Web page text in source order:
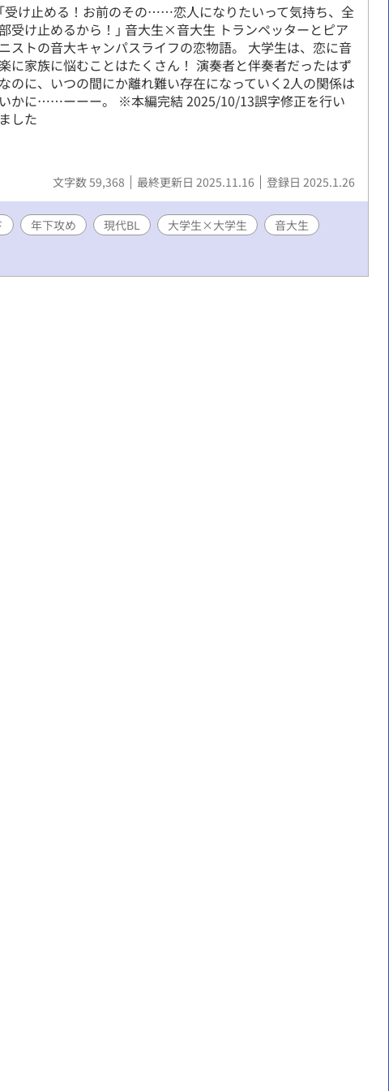
｢受け止める！お前のその……恋人になりたいって気持ち、全
受け止めるから！｣ 音大生×音大生 トランペッターとピア
ニストの音大キャンパスライフの恋物語。 大学生は、恋に音
に家族に悩むことはたくさん！ 演奏者と伴奏者だったはず
なのに、いつの間にか離れ難い存在になっていく2人の関係は
いかに……ーーー。 ※本編完結 2025/10/13誤字修正を行い
ました
文字数 59,368 最終更新日 2025.11.16 登録日 2025.1.26
年下攻め 現代BL 大学生×大学生
音大生